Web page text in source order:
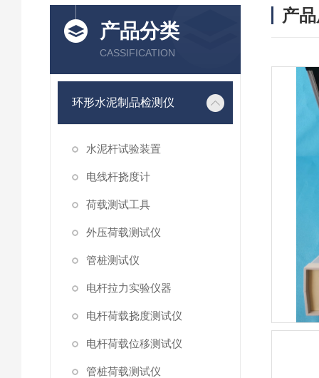
产品分类
CASSIFICATION
环形水泥制品检测仪
水泥杆试验装置
电线杆挠度计
荷载测试工具
外压荷载测试仪
管桩测试仪
电杆拉力实验仪器
电杆荷载挠度测试仪
电杆荷载位移测试仪
管桩荷载测试仪
产